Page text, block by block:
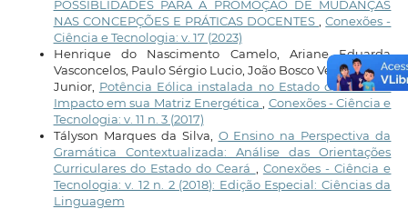
POSSIBLIDADES PARA A PROMOÇÃO DE MUDANÇAS
NAS CONCEPÇÕES E PRÁTICAS DOCENTES
,Conexões -
Ciência e Tecnologia: v. 17 (2023)
Henrique do Nascimento Camelo, Ariane Eduarda
Vasconcelos, Paulo Sérgio Lucio, João Bosco Verçosa Leal
Junior, Potência Eólica instalada no Estado do Ceará e
Impacto em sua Matriz Energética
Conexões - Ciência e
Tecnologia: v. 11 n. 3 (2017)
Tályson Marques da Silva, O Ensino na Perspectiva da
Gramática Contextualizada: Análise das Orientações
Curriculares do Estado do Ceará
Conexões - Ciência e
Tecnologia: v. 12 n. 2 (2018): Edição Especial: Ciências da
Linguagem